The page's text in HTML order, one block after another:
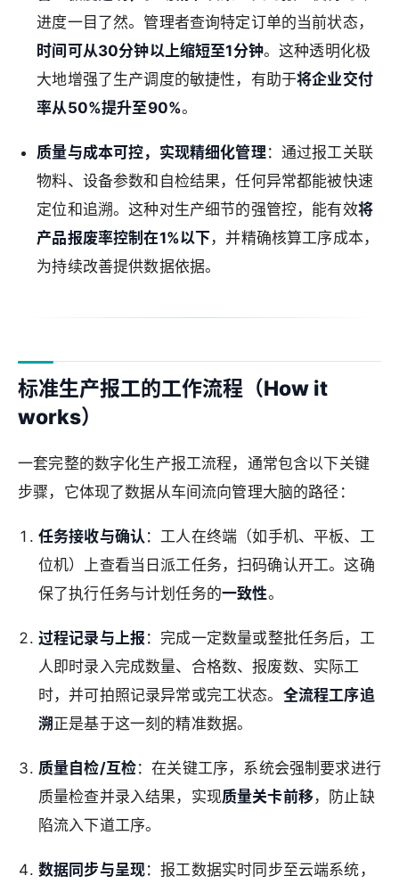
进度一目了然。管理者查询特定订单的当前状态，
时间可从30分钟以上缩短至1分钟。这种透明化极
大地增强了生产调度的敏捷性，有助于将企业交付
率从50%提升至90%。
质量与成本可控，实现精细化管理 ：通过报工关联
物料、设备参数和自检结果，任何异常都能被快速
定位和追溯。这种对生产细节的强管控，能有效将
产品报废率控制在1%以下，并精确核算工序成本，
为持续改善提供数据依据。
标准生产报工的工作流程（How it
works）
一套完整的数字化生产报工流程，通常包含以下关键
步骤，它体现了数据从车间流向管理大脑的路径：
任务接收与确认 ：工人在终端（如手机、平板、工
位机）上查看当日派工任务，扫码确认开工。这确
保了执行任务与计划任务的一致性。
过程记录与上报 ：完成一定数量或整批任务后，工
人即时录入完成数量、合格数、报废数、实际工
时，并可拍照记录异常或完工状态。 全流程工序追
溯正是基于这一刻的精准数据。
质量自检/互检：在关键工序，系统会强制要求进行
质量检查并录入结果，实现质量关卡前移，防止缺
陷流入下道工序。
数据同步与呈现：报工数据实时同步至云端系统，